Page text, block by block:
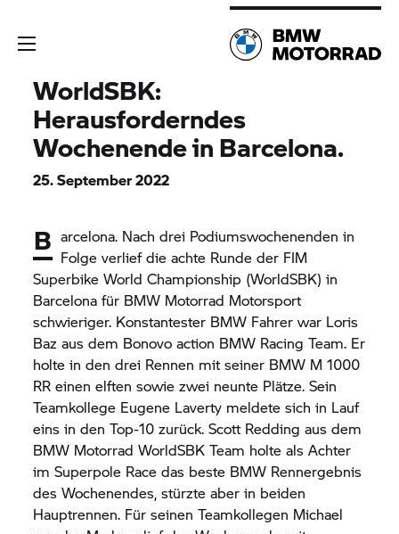
WorldSBK:
Herausforderndes
Wochenende in Barcelona.
25. September 2022
B arcelona. Nach drei Podiumswochenenden in
Folge verlief die achte Runde der FIM
Superbike World Championship (WorldSBK) in
Barcelona für BMW Motorrad Motorsport
schwieriger. Konstantester BMW Fahrer war Loris
Baz aus dem Bonovo action BMW Racing Team. Er
holte in den drei Rennen mit seiner BMW M 1000
RR einen elften sowie zwei neunte Plätze. Sein
Teamkollege Eugene Laverty meldete sich in Lauf
eins in den Top-10 zurück. Scott Redding aus dem
BMW Motorrad WorldSBK Team holte als Achter
im Superpole Race das beste BMW Rennergebnis
des Wochenendes, stürzte aber in beiden
Hauptrennen. Für seinen Teamkollegen Michael